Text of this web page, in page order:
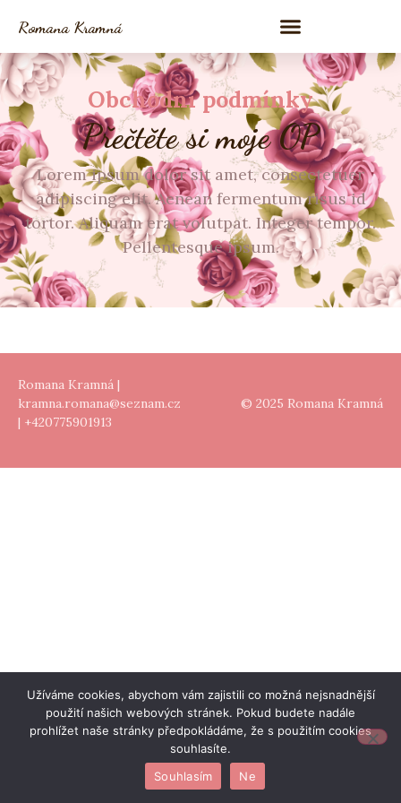
Romana Kramná
Obchodní podmínky
Přečtěte si moje OP
Lorem ipsum dolor sit amet, consectetuer
adipiscing elit. Aenean fermentum risus id
tortor. Aliquam erat volutpat. Integer tempor.
Pellentesque ipsum.
Romana Kramná |
kramna.romana@seznam.cz
| +420775901913
© 2025 Romana Kramná
Užíváme cookies, abychom vám zajistili co možná nejsnadnější
použití našich webových stránek. Pokud budete nadále
prohlížet naše stránky předpokládáme, že s použitím cookies
souhlasíte.
Souhlasím
Ne